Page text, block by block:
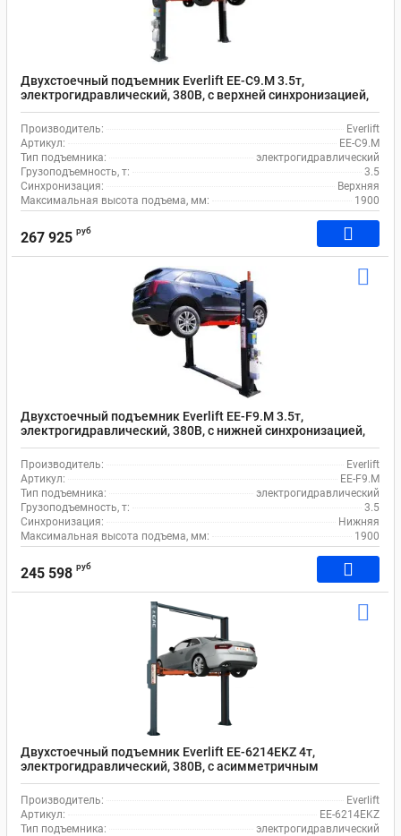
Двухстоечный подъемник Everlift EE-С9.М 3.5т,
электрогидравлический, 380В, с верхней синхронизацией,
95-1900 мм
Производитель:
Everlift
Артикул:
EE-С9.М
Тип подъемника:
электрогидравлический
Грузоподъемность, т:
3.5
Синхронизация:
Верхняя
Максимальная высота подъема, мм:
1900
267 925 руб
Двухстоечный подъемник Everlift EE-F9.M 3.5т,
электрогидравлический, 380В, с нижней синхронизацией,
95-1900 мм
Производитель:
Everlift
Артикул:
EE-F9.M
Тип подъемника:
электрогидравлический
Грузоподъемность, т:
3.5
Синхронизация:
Нижняя
Максимальная высота подъема, мм:
1900
245 598 руб
Двухстоечный подъемник Everlift EE‐6214EKZ 4т,
электрогидравлический, 380В, с асимметричным
расположением колонн, электромеханическими
стопорами
Производитель:
Everlift
Артикул:
EE‐6214EKZ
Тип подъемника:
электрогидравлический